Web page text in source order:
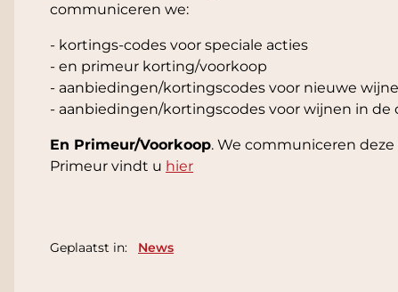
communiceren we:
- kortings-codes voor speciale acties
- en primeur korting/voorkoop
- aanbiedingen/kortingscodes voor nieuwe
- aanbiedingen/kortingscodes voor wijnen in de
En Primeur/Voorkoop. We communiceren
Primeur vindt u hier
Geplaatst in: News